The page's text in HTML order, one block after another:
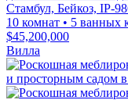
Стамбул, Бейкоз, IP-
10 комнат • 5 ванных
$45,200,000
Вилла